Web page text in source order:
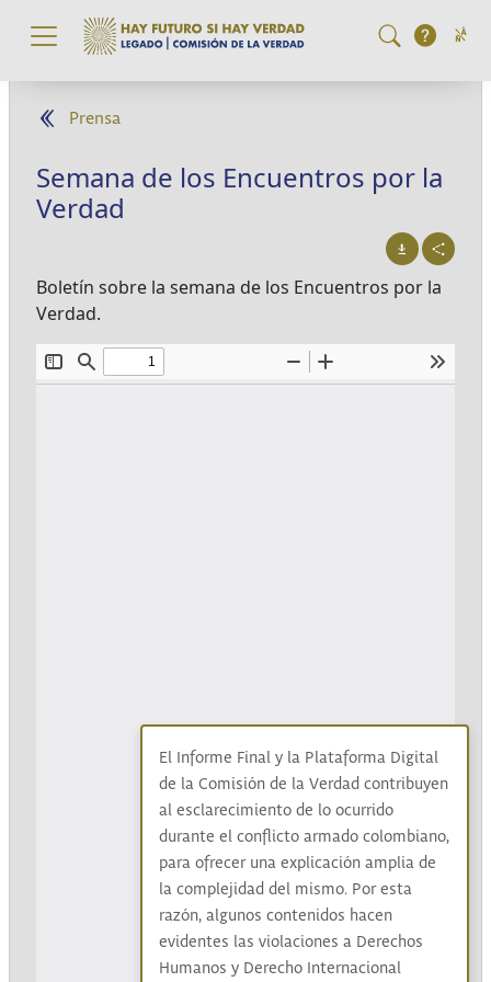
Pasar al contenido principal
Prensa
Semana de los Encuentros por la
Verdad
Boletín sobre la semana de los Encuentros por la
Verdad.
El Informe Final y la Plataforma Digital
de la Comisión de la Verdad contribuyen
al esclarecimiento de lo ocurrido
durante el conflicto armado colombiano,
para ofrecer una explicación amplia de
la complejidad del mismo. Por esta
razón, algunos contenidos hacen
evidentes las violaciones a Derechos
Humanos y Derecho Internacional